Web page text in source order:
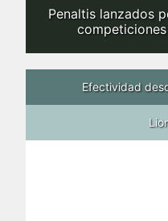
Penaltis lanzados
Efectividad